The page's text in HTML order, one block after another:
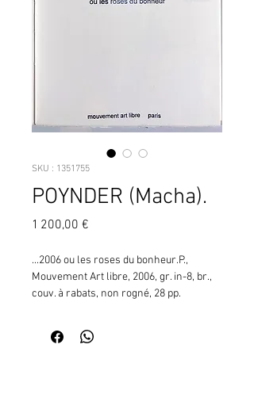
SKU : 1351755
POYNDER (Macha).
1 200,00 €
...2006 ou les roses du bonheur.P.,
Mouvement Art libre, 2006, gr. in-8, br.,
couv. à rabats, non rogné, 28 pp.
de dessiner le 29 novembre 2006, en 3
exemplaires".n° 2 et 3 disponibles